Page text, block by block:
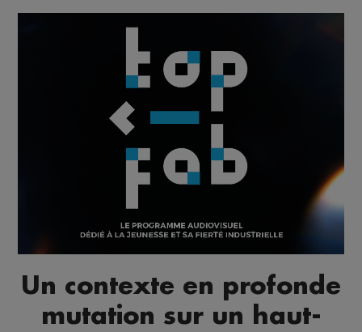
Un contexte en profonde
mutation sur un haut-